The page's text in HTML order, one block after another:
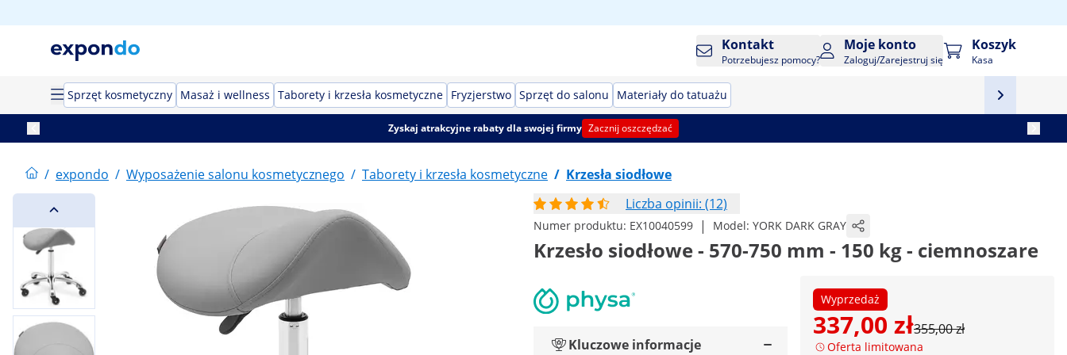
Kontakt
Potrzebujesz pomocy?
Moje konto
Zaloguj/Zarejestruj się
Koszyk
Kasa
Sprzęt kosmetyczny Masaż i wellness Taborety i krzesła kosmetyczne Fryzjerstwo Sprzęt do salonu Materiały do tatuażu
Zyskaj atrakcyjne rabaty dla swojej firmy Zacznij oszczędzać
/ expondo / Wyposażenie salonu kosmetycznego / Taborety i krzesła kosmetyczne / Krzesła siodłowe
Liczba opinii: (12)
Numer produktu: EX10040599 | Model: YORK DARK GRAY
Krzesło siodłowe - 570-750 mm - 150 kg - ciemnoszare
Wyprzedaż
337,00 zł355,00 zł
Oferta limitowana
Kluczowe informacje